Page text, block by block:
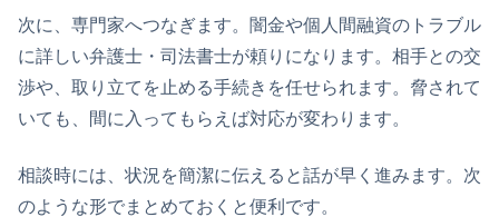
次に、専門家へつなぎます。闇金や個人間融資のトラブル
に詳しい弁護士・司法書士が頼りになります。相手との交
渉や、取り立てを止める手続きを任せられます。脅されて
いても、間に入ってもらえば対応が変わります。
相談時には、状況を簡潔に伝えると話が早く進みます。次
のような形でまとめておくと便利です。